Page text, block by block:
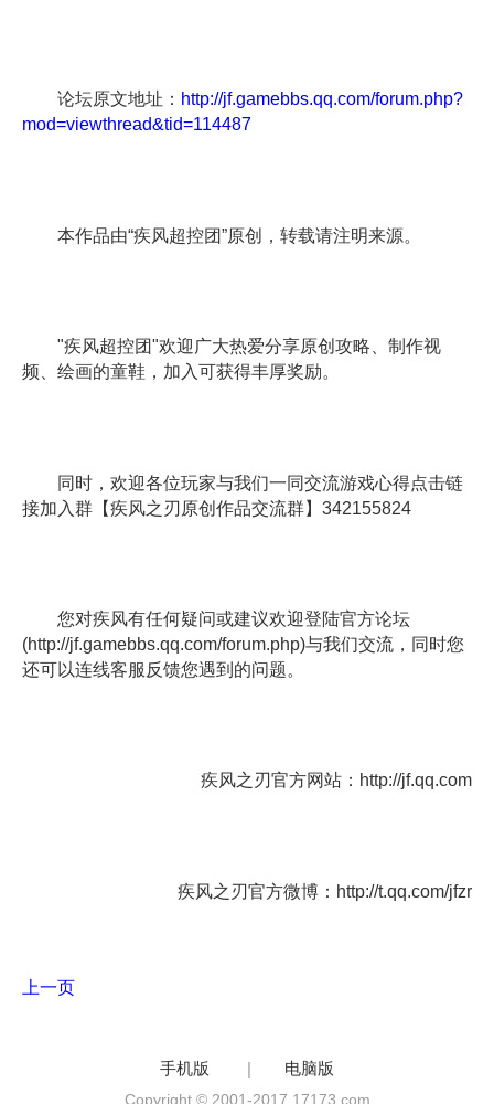
论坛原文地址： http://jf.gamebbs.qq.com/forum.php?
mod=viewthread&tid=114487
本作品由“疾风超控团”原创，转载请注明来源。
"疾风超控团"欢迎广大热爱分享原创攻略、制作视
频、绘画的童鞋，加入可获得丰厚奖励。
同时，欢迎各位玩家与我们一同交流游戏心得点击链
接加入群【疾风之刃原创作品交流群】342155824
您对疾风有任何疑问或建议欢迎登陆官方论坛
(http://jf.gamebbs.qq.com/forum.php)与我们交流，同时您
还可以连线客服反馈您遇到的问题。
疾风之刃官方网站：http://jf.qq.com
疾风之刃官方微博：http://t.qq.com/jfzr
上一页
手机版 | 电脑版
Copyright © 2001-2017 17173.com